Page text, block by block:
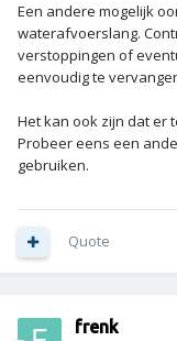
Een andere mogelijk
waterafvoerslang.
verstoppingen of
eenvoudig te
Het kan ook zijn dat er
Probeer eens een
gebruiken.
Quote
frenk